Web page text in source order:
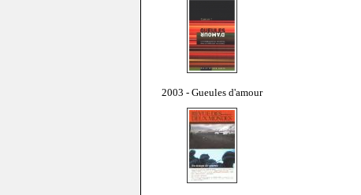
2003 - Gueules d'amour